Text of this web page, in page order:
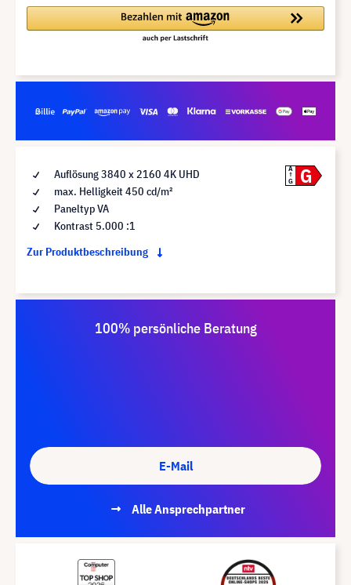
Auflösung 3840 x 2160 4K UHD
max. Helligkeit 450 cd/m²
Paneltyp VA
Kontrast 5.000 :1
Zur Produktbeschreibung
A
G
G
100% persönliche Beratung
E-Mail
Alle Ansprechpartner